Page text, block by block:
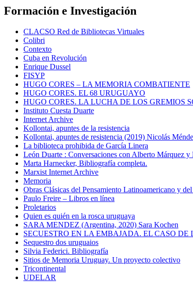
Formación e Investigación
CLACSO Red de Bibliotecas Virtuales
Colibri
Contexto
Cuba en Revolución
Enrique Dussel
FISYP
HUGO CORES – LA MEMORIA COMBATIENTE
HUGO CORES. EL 68 URUGUAYO
HUGO CORES. LA LUCHA DE LOS GREMIOS
Instituto Cuesta Duarte
Internet Archive
Kollontai, apuntes de la resistencia
Kollontai, apuntes de resistencia (2019) Nicolás
La biblioteca prohibida de García Linera
León Duarte : Conversaciones con Alberto Márquez
Marta Harnecker, Bibliografía completa.
Marxist Internet Archive
Memoria
Obras Clásicas del Pensamiento Latinoamericano y
Paulo Freire – Libros en línea
Proletarios
Quien es quién en la rosca uruguaya
SARA MENDEZ (Argentina, 2020) Sara Kochen
SECUESTRO EN LA EMBAJADA. EL CASO
Sequestro dos uruguaios
Silvia Federici. Bibliografía
Sitios de Memoria Uruguay. Un proyecto colectivo
Tricontinental
UDELAR